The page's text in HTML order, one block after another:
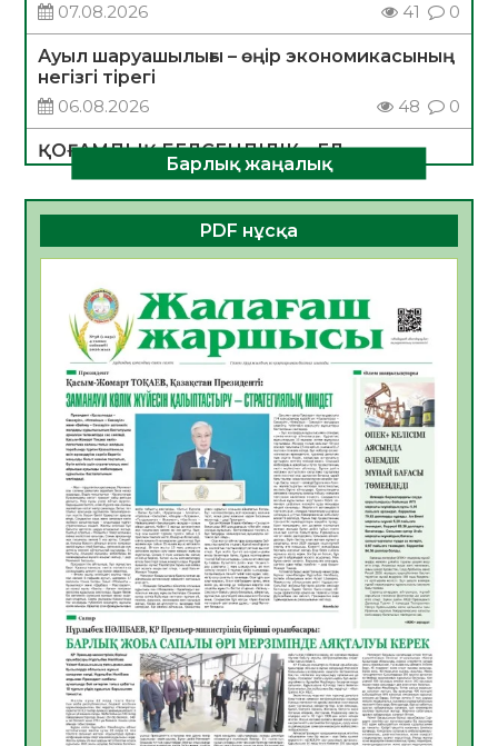
07.08.2026
41 0
Ауыл шаруашылығы – өңір экономикасының
негізгі тірегі
06.08.2026
48 0
ҚОҒАМДЫҚ БЕЛСЕНДІЛІК – ЕЛ
ДАМУЫНЫҢ НЕГІЗІ
06.08.2026
46 0
ҚҰРЫЛТАЙ САЙЛАУЫ – БОЛАШАҚҚА
06.08.2026
Инфекциялық ауруларға қарсы иммундау
жұмыстарының тиімділігі
06.08.2026
50
Көкжөтел ауруы туралы
06.08.2026
47
АПВ вакцинасы туралы мәлімет
06.08.2026
45
Open Air: Қызылорда облысы полиция
департаменті 20 мыңнан астам
көрерменнің қауіпсіздігін қамтамасыз етті
06.08.2026
59
ҚЫЗЫЛОРДАДА «САНАЛЫ ҰРПАҚ –
ЖАРҚЫН БОЛАШАҚ» АТТЫ КЕҢЕЙТІЛГЕН
МӘЖІЛІС ӨТТІ
Барлық жаңалық
PDF нұсқа